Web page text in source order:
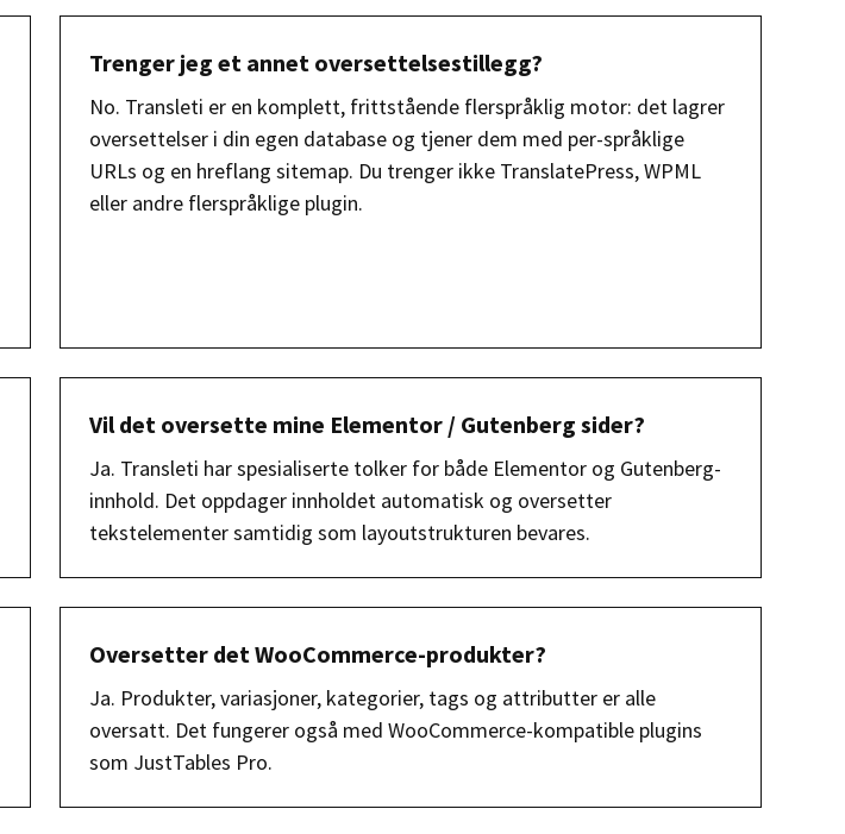
Trenger jeg et annet oversettelsestillegg?
No. Transleti er en komplett, frittstående flerspråklig motor: det lagrer
oversettelser i din egen database og tjener dem med per-språklige
URLs og en hreflang sitemap. Du trenger ikke TranslatePress, WPML
eller andre flerspråklige plugin.
Vil det oversette mine Elementor / Gutenberg sider?
Ja. Transleti har spesialiserte tolker for både Elementor og Gutenberg-
innhold. Det oppdager innholdet automatisk og oversetter
tekstelementer samtidig som layoutstrukturen bevares.
Oversetter det WooCommerce-produkter?
Ja. Produkter, variasjoner, kategorier, tags og attributter er alle
oversatt. Det fungerer også med WooCommerce-kompatible plugins
som JustTables Pro.